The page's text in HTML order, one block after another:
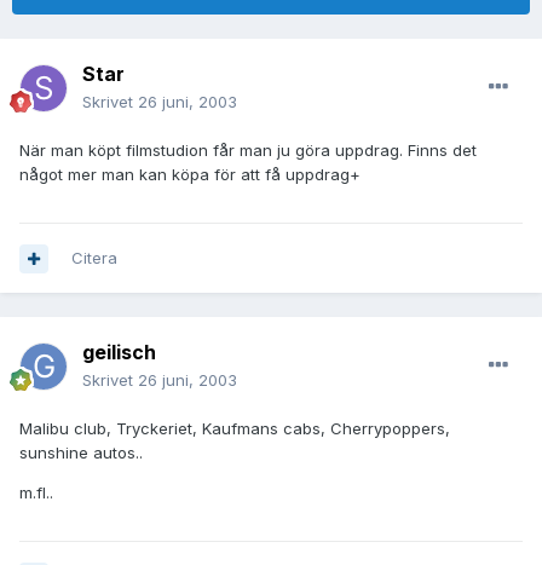
Star
Skrivet 26 juni, 2003
När man köpt filmstudion får man ju göra uppdrag. Finns det
något mer man kan köpa för att få uppdrag+
Citera
geilisch
Skrivet 26 juni, 2003
Malibu club, Tryckeriet, Kaufmans cabs, Cherrypoppers,
sunshine autos..
m.fl..